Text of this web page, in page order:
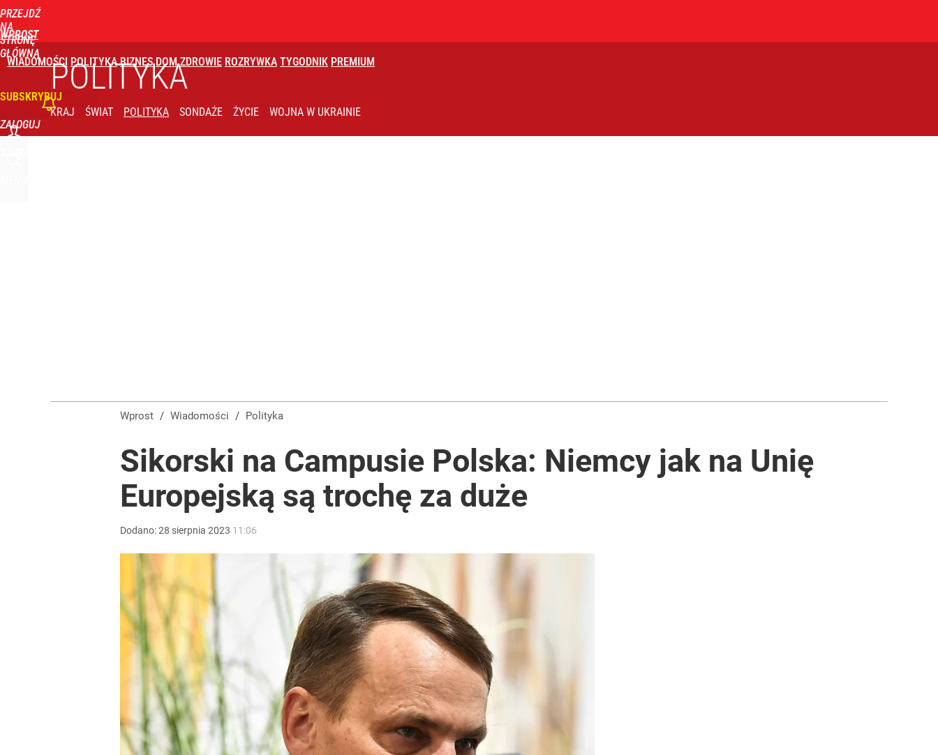
PRZEJDŹ
NA
STRONĘ
GŁÓWNĄ
WPROST
WIADOMOŚCI POLITYKA BIZNES DOM ZDROWIE ROZRYWKA TYGODNIK PREMIUM
SUBSKRYBUJ
ZALOGUJ
POLITYKA
KRAJ ŚWIAT POLITYKA SONDAŻE ŻYCIE WOJNA W UKRAINIE
Wprost / Wiadomości / Polityka
Sikorski na Campusie Polska: Niemcy jak na Unię
Europejską są trochę za duże
Dodano:28 sierpnia 2023 11:06